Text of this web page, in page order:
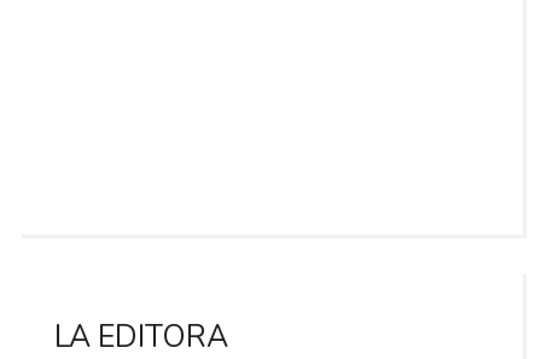
LA EDITORA